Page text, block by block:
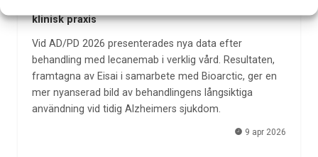
klinisk praxis
Vid AD/PD 2026 presenterades nya data efter
behandling med lecanemab i verklig vård. Resultaten,
framtagna av Eisai i samarbete med Bioarctic, ger en
mer nyanserad bild av behandlingens långsiktiga
användning vid tidig Alzheimers sjukdom.
9 apr 2026